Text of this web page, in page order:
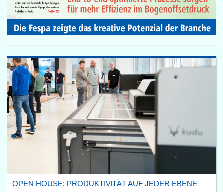
OPEN HOUSE: PRODUKTIVITÄT AUF JEDER EBENE